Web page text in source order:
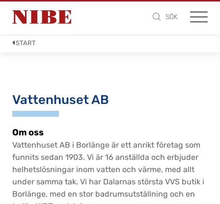
SÖK
START
Vattenhuset AB
Om oss
Vattenhuset AB i Borlänge är ett anrikt företag som
funnits sedan 1903. Vi är 16 anställda och erbjuder
helhetslösningar inom vatten och värme, med allt
under samma tak. Vi har Dalarnas största VVS butik i
Borlänge, med en stor badrumsutställning och en